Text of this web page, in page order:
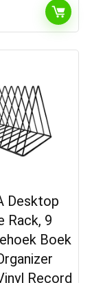
Desktop
Rack, 9
Boek
Record